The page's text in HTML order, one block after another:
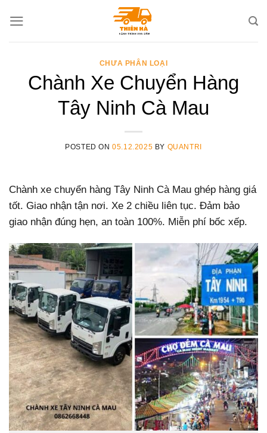
CHƯA PHÂN LOẠI
Chành Xe Chuyển Hàng
Tây Ninh Cà Mau
POSTED ON05.12.2025 BY QUANTRI
Chành xe chuyển hàng Tây Ninh Cà Mau ghép hàng giá
tốt. Giao nhận tận nơi. Xe 2 chiều liên tục. Đảm bảo
giao nhận đúng hẹn, an toàn 100%. Miễn phí bốc xếp.